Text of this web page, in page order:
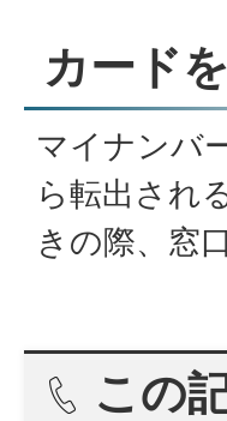
カード
マイナンバ
ら転出され
きの際、窓
この